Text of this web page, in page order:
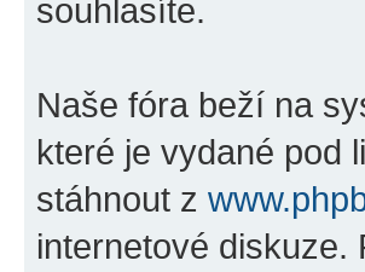
souhlasíte.
Naše fóra beží na
které je vydané pod
stáhnout z
internetové diskuze.